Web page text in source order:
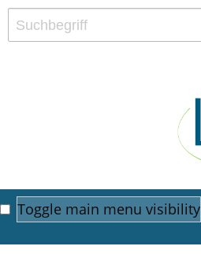
Toggle main menu visibility